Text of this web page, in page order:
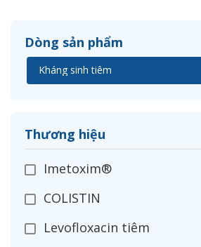
Dòng sản phẩm
Thương hiệu
Imetoxim®
COLISTIN
Levofloxacin tiêm